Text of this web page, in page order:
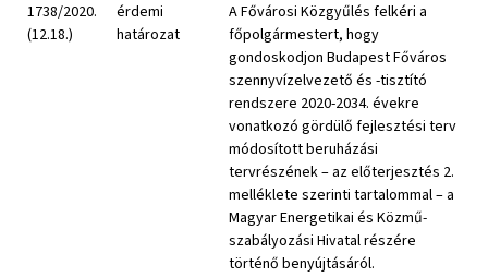
1738/2020.
(12.18.)
érdemi
határozat
A Fővárosi Közgyűlés felkéri a
főpolgármestert, hogy
gondoskodjon Budapest Főváros
szennyvízelvezető és -tisztító
rendszere 2020-2034. évekre
vonatkozó gördülő fejlesztési terv
módosított beruházási
tervrészének – az előterjesztés 2.
melléklete szerinti tartalommal – a
Magyar Energetikai és Közmű-
szabályozási Hivatal részére
történő benyújtásáról.